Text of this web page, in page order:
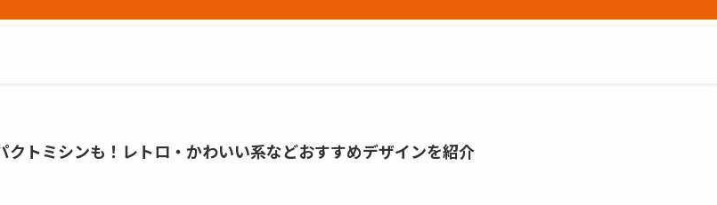
トミシンも！レトロ・かわいい系などおすすめデザインを紹介